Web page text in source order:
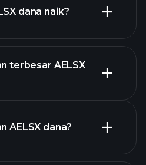
dana naik?
terbesar AELSX
AELSX dana?